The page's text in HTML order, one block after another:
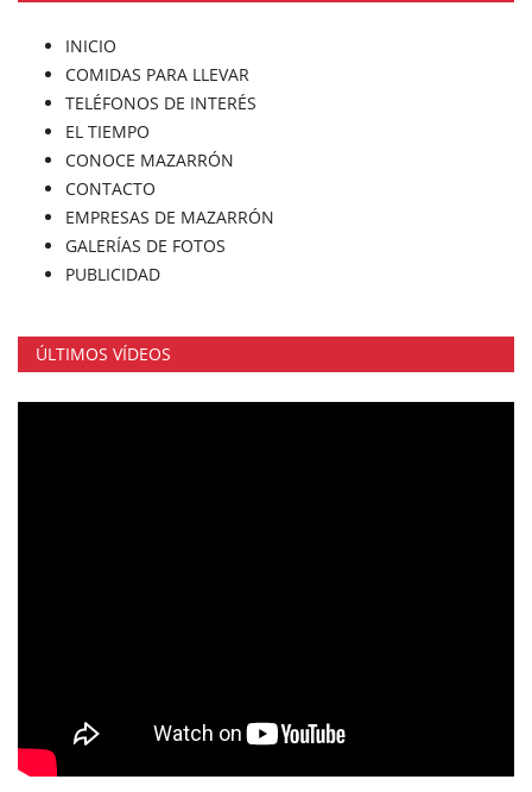
INICIO
COMIDAS PARA LLEVAR
TELÉFONOS DE INTERÉS
EL TIEMPO
CONOCE MAZARRÓN
CONTACTO
EMPRESAS DE MAZARRÓN
GALERÍAS DE FOTOS
PUBLICIDAD
ÚLTIMOS VÍDEOS